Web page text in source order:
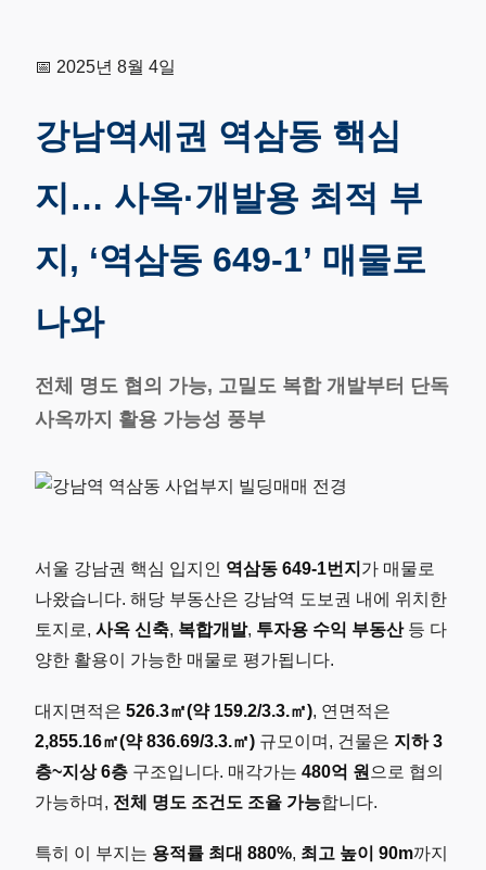
📅 2025년 8월 4일
강남역세권 역삼동 핵심
지… 사옥·개발용 최적 부
지, ‘역삼동 649-1’ 매물로
나와
전체 명도 협의 가능, 고밀도 복합 개발부터 단독
사옥까지 활용 가능성 풍부
서울 강남권 핵심 입지인 역삼동 649-1번지 가 매물로
나왔습니다. 해당 부동산은 강남역 도보권 내에 위치한
토지로, 사옥 신축, 복합개발, 투자용 수익 부동산등 다
양한 활용이 가능한 매물로 평가됩니다.
대지면적은 526.3㎡(약 159.2/3.3.㎡), 연면적은
2,855.16㎡(약 836.69/3.3.㎡) 규모이며, 건물은 지하 3
층~지상 6층 구조입니다. 매각가는 480억 원 으로 협의
가능하며, 전체 명도 조건도 조율 가능합니다.
특히 이 부지는 용적률 최대 880%, 최고 높이 90m까지